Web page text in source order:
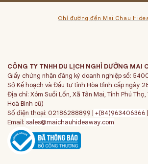
Chỉ đường đến Mai Chau
CÔNG TY TNHH DU LỊCH NGHỈ DƯỠNG MAI
Giấy chứng nhận đăng ký doanh nghiệp số:
Sở Kế hoạch và Đầu tư tỉnh Hòa Bình cấp ngày
Địa chỉ: Xóm Suối Lốn, Xã Tân Mai, Tỉnh Phú
Hoà Bình cũ)
Số điện thoại: 02186288899 | +(84)963406366 |
Email: sales@maichauhideaway.com